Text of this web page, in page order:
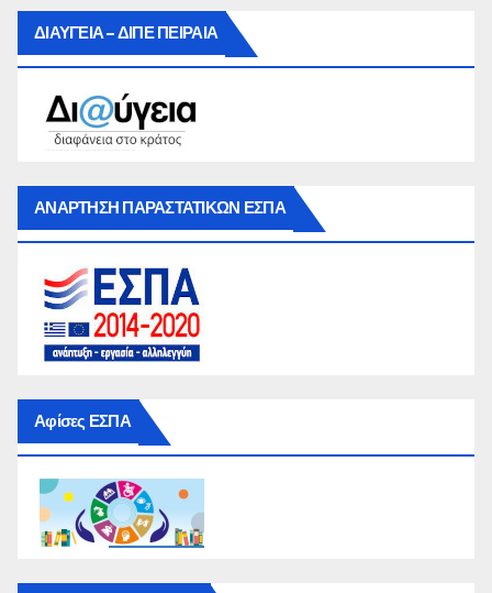
ΔΙΑΥΓΕΙΑ – ΔΙΠΕ ΠΕΙΡΑΙΑ
ΑΝΑΡΤΗΣΗ ΠΑΡΑΣΤΑΤΙΚΩΝ ΕΣΠΑ
Αφίσες ΕΣΠΑ